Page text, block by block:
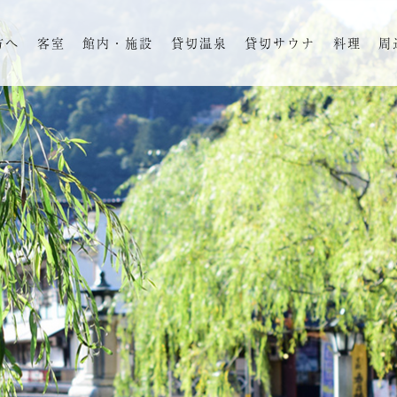
へ 客室 館内・施設 貸切温泉 貸切サウナ 料理 周